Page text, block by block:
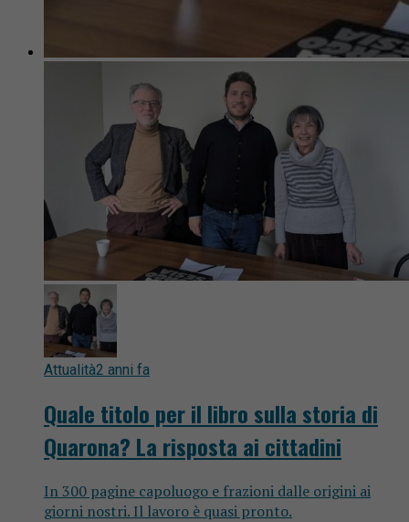
Attualità2 anni fa
Quale titolo per il libro sulla storia di
Quarona? La risposta ai cittadini
In 300 pagine capoluogo e frazioni dalle origini ai
giorni nostri. Il lavoro è quasi pronto.